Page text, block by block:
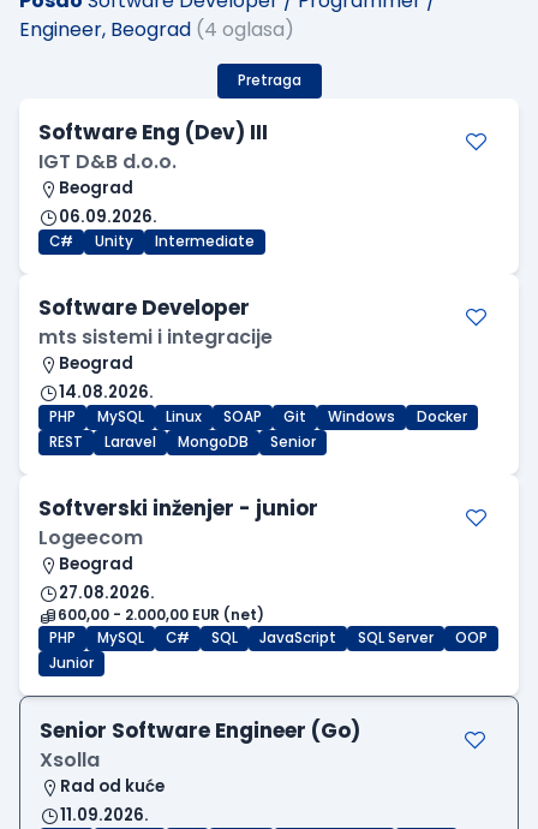
Engineer, Beograd (4 oglasa)
Pretraga
Software Eng (Dev) III
IGT D&B d.o.o.
Beograd
06.09.2026.
C# Unity Intermediate
Software Developer
mts sistemi i integracije
Beograd
14.08.2026.
PHP MySQL Linux SOAP Git Windows
Docker
REST
Laravel MongoDB Senior
Softverski inženjer - junior
Logeecom
Beograd
27.08.2026.
600,00 - 2.000,00 EUR (net)
PHP
MySQL C# SQL JavaScript SQL Server
OOP
Junior
Senior Software Engineer (Go)
Xsolla
Rad od kuće
11.09.2026.